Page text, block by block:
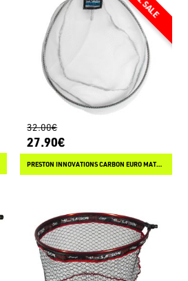
32.00€
27.90€
PRESTON INNOVATIONS CARBON EURO MATCH LANDING NET